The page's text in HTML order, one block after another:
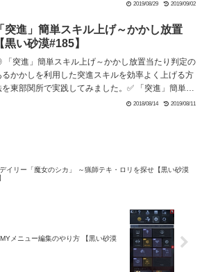
イリーの一覧全デイリー受諾の前提条件テキ・ロリ
デイリーのヒントバレノス群島13デイリーのヒント
2019/08/29 2019/09/02
「突進」簡単スキル上げ～かかし放置
【黒い砂漠#185】
突進」簡単スキル上げ～かかし放置当たり判定の
るかかしを利用した突進スキルを効率よく上げる方
を東部関所で実践してみました。✅ 「突進」簡単ス
ル上げ～かかし放置 もくじ簡単スキル上げの方法
2018/08/14 2019/08/11
イリー「魔女のシカ」 ～猟師テキ・ロリを探せ【黒い砂漠
メニュー編集のやり方 【黒い砂漠